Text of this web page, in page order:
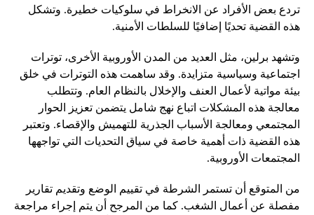
تردع بعض الأفراد عن الانخراط في سلوكيات خطيرة. وتشكل
هذه القضية تحديًا إضافيًا للسلطات الأمنية.
وتشهد برلين، مثل العديد من المدن الأوروبية الأخرى، توترات
اجتماعية وسياسية متزايدة. وقد ساهمت هذه التوترات في خلق
بيئة مواتية لأعمال العنف والإخلال بالنظام العام. وتتطلب
معالجة هذه المشكلات اتباع نهج شامل يتضمن تعزيز الحوار
المجتمعي ومعالجة الأسباب الجذرية للتهميش والإقصاء. وتعتبر
هذه القضية ذات أهمية خاصة في سياق التحديات التي تواجهها
المجتمعات الأوروبية.
من المتوقع أن تستمر الشرطة في تقييم الوضع وتقديم تقارير
مفصلة عن أعمال الشغب. كما من المرجح أن يتم إجراء مراجعة